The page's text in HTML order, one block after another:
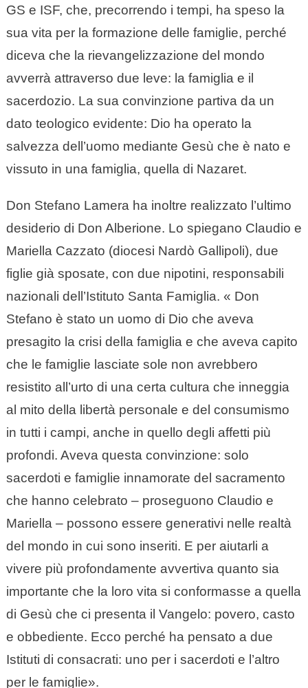
GS e ISF, che, precorrendo i tempi, ha speso la
sua vita per la formazione delle famiglie, perché
diceva che la rievangelizzazione del mondo
avverrà attraverso due leve: la famiglia e il
sacerdozio. La sua convinzione partiva da un
dato teologico evidente: Dio ha operato la
salvezza dell’uomo mediante Gesù che è nato e
vissuto in una famiglia, quella di Nazaret.
Don Stefano Lamera ha inoltre realizzato l’ultimo
desiderio di Don Alberione. Lo spiegano Claudio e
Mariella Cazzato (diocesi Nardò Gallipoli), due
figlie già sposate, con due nipotini, responsabili
nazionali dell’Istituto Santa Famiglia. « Don
Stefano è stato un uomo di Dio che aveva
presagito la crisi della famiglia e che aveva capito
che le famiglie lasciate sole non avrebbero
resistito all’urto di una certa cultura che inneggia
al mito della libertà personale e del consumismo
in tutti i campi, anche in quello degli affetti più
profondi. Aveva questa convinzione: solo
sacerdoti e famiglie innamorate del sacramento
che hanno celebrato – proseguono Claudio e
Mariella – possono essere generativi nelle realtà
del mondo in cui sono inseriti. E per aiutarli a
vivere più profondamente avvertiva quanto sia
importante che la loro vita si conformasse a quella
di Gesù che ci presenta il Vangelo: povero, casto
e obbediente. Ecco perché ha pensato a due
Istituti di consacrati: uno per i sacerdoti e l’altro
per le famiglie».